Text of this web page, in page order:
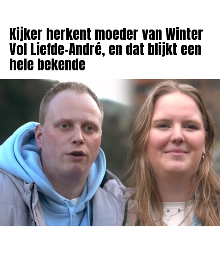
Kijker herkent moeder van Winter
Vol Liefde-André, en dat blijkt een
hele bekende